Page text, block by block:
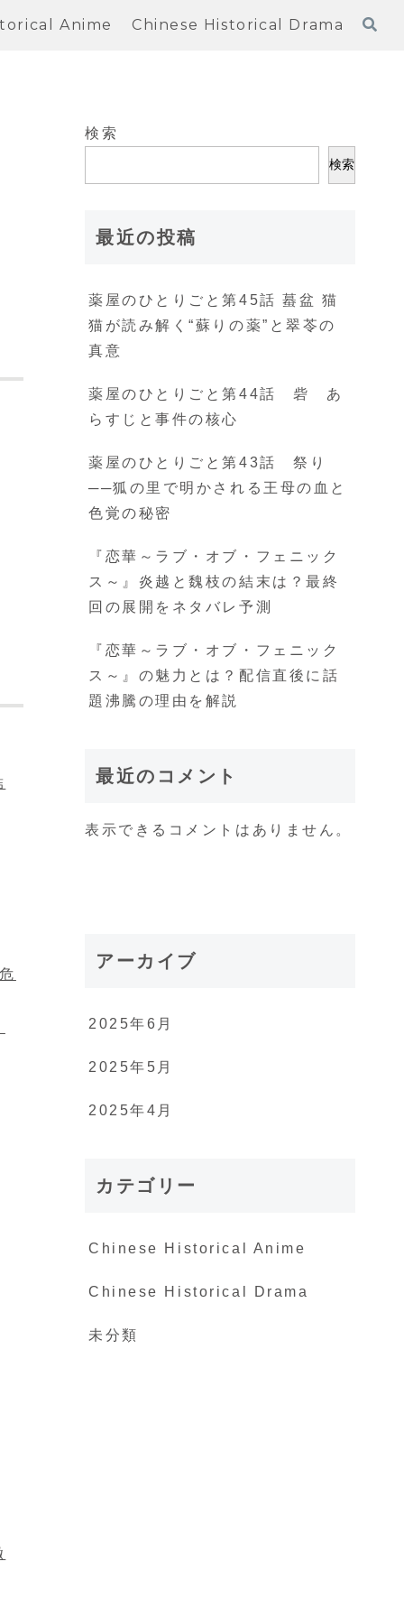
Anime Chinese Historical Drama
検索
検索
最近の投稿
薬屋のひとりごと第45話 蟇盆 猫
猫が読み解く“蘇りの薬”と翠苓の
真意
薬屋のひとりごと第44話 砦 あ
らすじと事件の核心
薬屋のひとりごと第43話 祭り
──狐の里で明かされる王母の血と
色覚の秘密
『恋華～ラブ・オブ・フェニック
ス～』炎越と魏枝の結末は？最終
回の展開をネタバレ予測
『恋華～ラブ・オブ・フェニック
ス～』の魅力とは？配信直後に話
題沸騰の理由を解説
最近のコメント
表示できるコメントはありません。
アーカイブ
2025年6月
2025年5月
2025年4月
カテゴリー
Chinese Historical Anime
Chinese Historical Drama
未分類